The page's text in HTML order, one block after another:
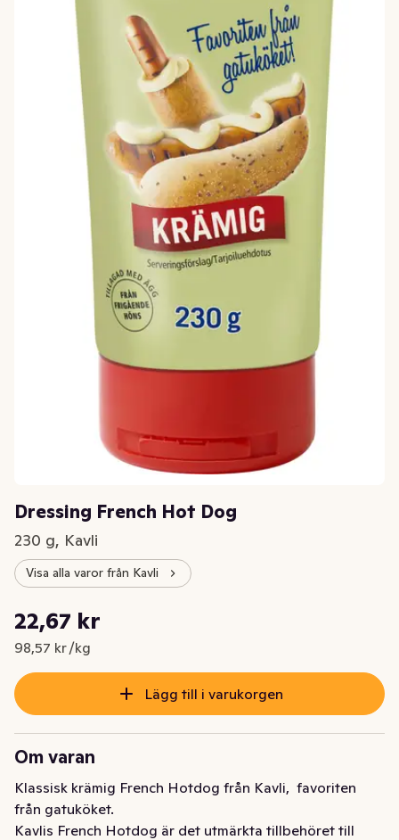
Dressing French Hot Dog
230 g, Kavli
Visa alla varor från Kavli
Nuvarande pris är: 22,67 kr
22,67 kr
98,57 kr /kg
Styckpris: 98,57 kr /kg
Lägg till i varukorgen
Om varan
Klassisk krämig French Hotdog från Kavli,  favoriten
från gatuköket.
Kavlis French Hotdog är det utmärkta tillbehöret till